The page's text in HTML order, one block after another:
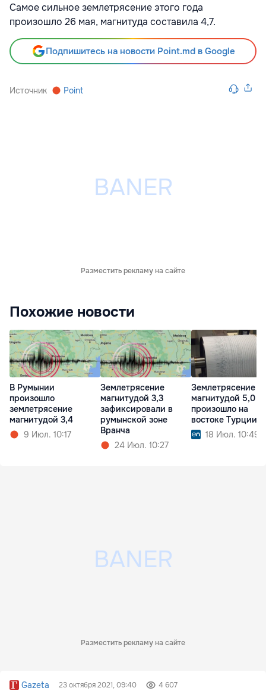
Самое сильное землетрясение этого года
произошло 26 мая, магнитуда составила 4,7.
Подпишитесь на новости Point.md в Google
Источник Point
Разместить рекламу на сайте
Похожие новости
В Румынии
произошло
землетрясение
магнитудой 3,4
9 Июл. 10:17
Землетрясение
магнитудой 3,3
зафиксировали в
румынской зоне
Вранча
24 Июл. 10:27
Землетрясение
магнитудой 5,0
произошло на
востоке Турции
18 Июл. 10:49
Разместить рекламу на сайте
Gazeta 23 октября 2021, 09:40 4 607